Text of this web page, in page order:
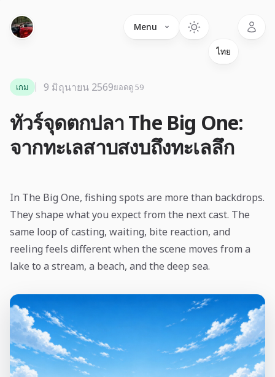
Menu Language
ทัวร์จุดตกปลา The Big One:
จากทะเลสาบสงบถึงทะเลลึก
เกม 9 มิถุนายน 2569ยอดดู 59
In The Big One, fishing spots are more than backdrops.
They shape what you expect from the next cast. The
same loop of casting, waiting, bite reaction, and
reeling feels different when the scene moves from a
lake to a stream, a beach, and the deep sea.